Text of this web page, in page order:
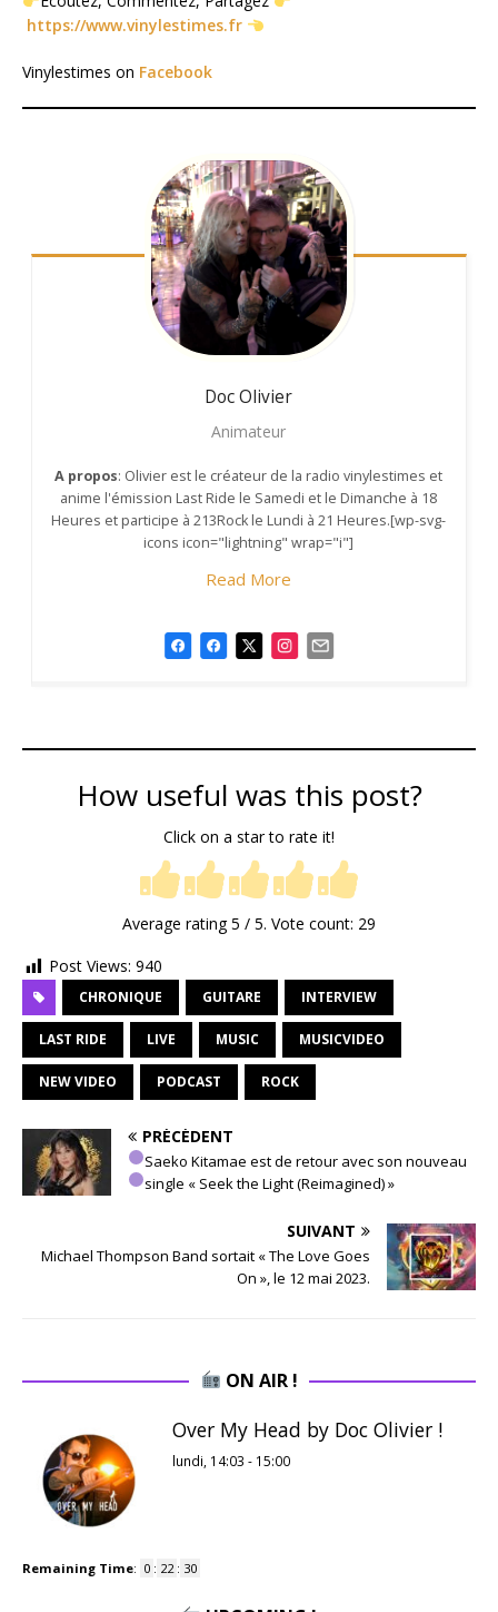
https://www.vinylestimes.fr
Vinylestimes on Facebook
Doc Olivier
Animateur
A propos: Olivier est le créateur de la radio vinylestimes et
anime l'émission Last Ride le Samedi et le Dimanche à 18
Heures et participe à 213Rock le Lundi à 21 Heures.[wp-svg-
icons icon="lightning" wrap="i"]
Read More
How useful was this post?
Click on a star to rate it!
Average rating5 / 5. Vote count: 29
Post Views: 940
CHRONIQUE GUITARE INTERVIEW
LAST RIDE LIVE MUSIC MUSICVIDEO
NEW VIDEO PODCAST ROCK
PRÉCÉDENT
Saeko Kitamae est de retour avec son nouveau
single « Seek the Light (Reimagined) »
SUIVANT
Michael Thompson Band sortait « The Love Goes
On », le 12 mai 2023.
ON AIR !
Over My Head by Doc Olivier !
lundi, 14:03 - 15:00
Remaining Time: 0 : 22 : 29